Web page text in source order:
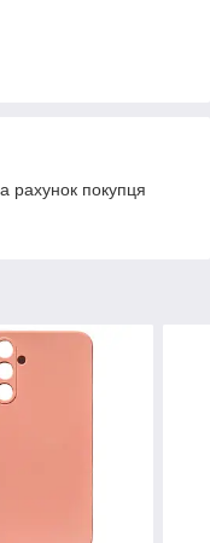
рахунок покупця